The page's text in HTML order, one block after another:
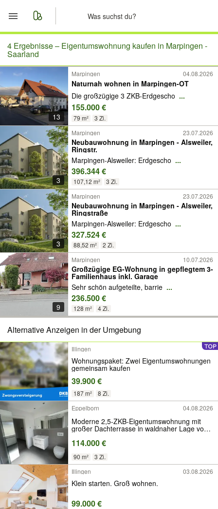
Start
Merkliste
Nachrichten
Anzeige aufgeben
4 Ergebnisse – Eigentumswohnung kaufen in Marpingen -
Saarland
13
Marpingen 04.08.2026
Naturnah wohnen in Marpingen-OT
Die großzügige 3 ZKB-Erdgescho ...
155.000 €
79 m² 3 Zi.
3
Marpingen 23.07.2026
Neubauwohnung in Marpingen - Alsweiler,
Ringstr.
Marpingen-Alsweiler: Erdgescho ...
396.344 €
107,12 m² 3 Zi.
3
Marpingen 23.07.2026
Neubauwohnung in Marpingen - Alsweiler,
Ringstraße
Marpingen-Alsweiler: Erdgescho ...
327.524 €
88,52 m² 2 Zi.
9
Marpingen 10.07.2026
Großzügige EG-Wohnung in gepflegtem 3-
Familienhaus inkl. Garage
Sehr schön aufgeteilte, barrie ...
236.500 €
128 m² 4 Zi.
Alternative Anzeigen in der Umgebung
Illingen
Wohnungspaket: Zwei Eigentumswohnungen
gemeinsam kaufen
39.900 €
187 m²
8 Zi.
Eppelborn
04.08.2026
Moderne 2,5-ZKB-Eigentumswohnung mit
großer Dachterrasse in waldnaher Lage von
Eppelborn
114.000 €
90 m²
3 Zi.
Illingen
03.08.2026
Klein starten. Groß wohnen.
99.000 €